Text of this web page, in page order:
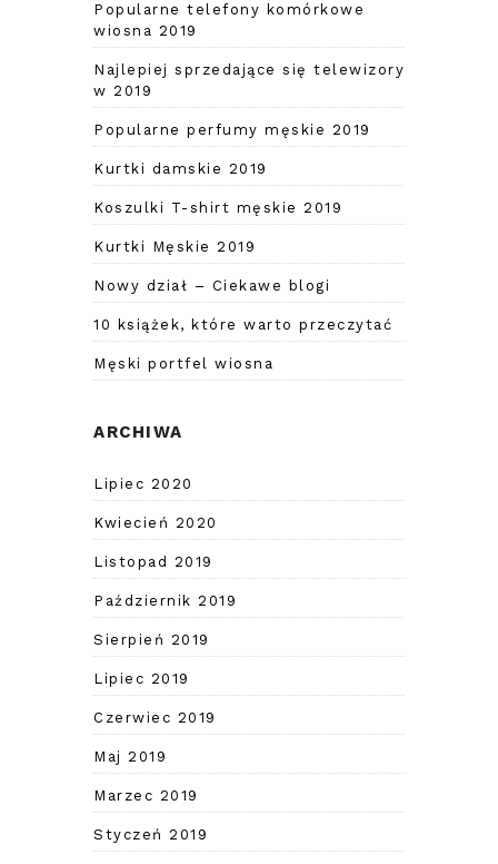
Popularne telefony komórkowe
wiosna 2019
Najlepiej sprzedające się telewizory
w 2019
Popularne perfumy męskie 2019
Kurtki damskie 2019
Koszulki T-shirt męskie 2019
Kurtki Męskie 2019
Nowy dział – Ciekawe blogi
10 książek, które warto przeczytać
Męski portfel wiosna
ARCHIWA
Lipiec 2020
Kwiecień 2020
Listopad 2019
Październik 2019
Sierpień 2019
Lipiec 2019
Czerwiec 2019
Maj 2019
Marzec 2019
Styczeń 2019